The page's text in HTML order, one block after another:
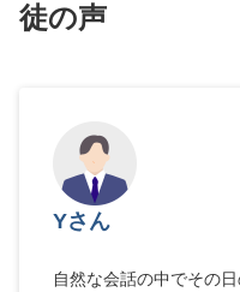
徒の声
Yさん
自然な会話の中でその